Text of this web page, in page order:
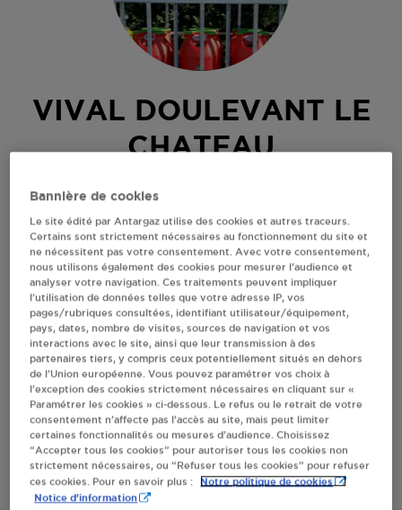
VIVAL DOULEVANT LE
CHATEAU
52110DOULEVANT LE CHATEAU
Revendeur de bouteilles de gaz
S'Y RENDRE
AFFICHER LE TÉLÉPHONE
RECEVOIR LES COORDONNÉES DU REVENDEUR
En cliquant sur « S’y rendre », j’autorise le traitement
d’informations (dont mon adresse IP) et leur transfert hors UE
par Google Maps afin d’afficher la carte.
En savoir plus
Bannière de cookies
Le site édité par Antargaz utilise des cookies et autres traceurs.
Certains sont strictement nécessaires au fonctionnement du site et
ne nécessitent pas votre consentement. Avec votre consentement,
nous utilisons également des cookies pour mesurer l’audience et
analyser votre navigation. Ces traitements peuvent impliquer
l’utilisation de données telles que votre adresse IP, vos
pages/rubriques consultées, identifiant utilisateur/équipement,
pays, dates, nombre de visites, sources de navigation et vos
interactions avec le site, ainsi que leur transmission à des
partenaires tiers, y compris ceux potentiellement situés en dehors
de l’Union européenne. Vous pouvez paramétrer vos choix à
l’exception des cookies strictement nécessaires en cliquant sur «
Paramétrer les cookies » ci-dessous. Le refus ou le retrait de votre
consentement n’affecte pas l’accès au site, mais peut limiter
certaines fonctionnalités ou mesures d’audience. Choisissez
“Accepter tous les cookies” pour autoriser tous les cookies non
strictement nécessaires, ou “Refuser tous les cookies” pour refuser
ces cookies. Pour en savoir plus :
Notre politique de cookies
Notice d'information